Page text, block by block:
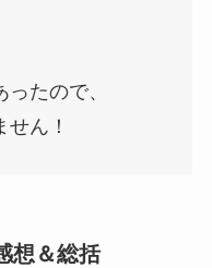
たので、
ん！
想＆総括